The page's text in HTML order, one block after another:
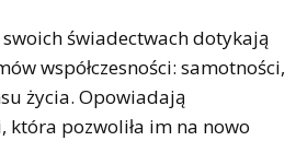
świadectwach dotykają
współczesności: samotności,
życia. Opowiadają
pozwoliła im na nowo